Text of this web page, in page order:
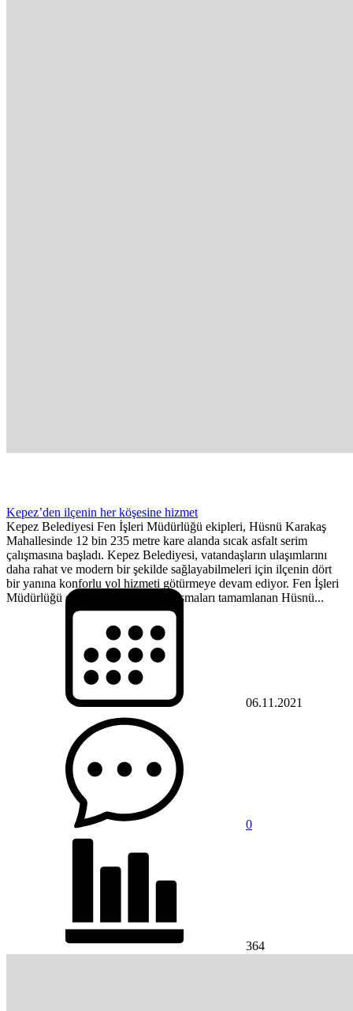
Kepez’den ilçenin her köşesine hizmet
Kepez Belediyesi Fen İşleri Müdürlüğü ekipleri, Hüsnü Karakaş
Mahallesinde 12 bin 235 metre kare alanda sıcak asfalt serim
çalışmasına başladı. Kepez Belediyesi, vatandaşların ulaşımlarını
daha rahat ve modern bir şekilde sağlayabilmeleri için ilçenin dört
bir yanına konforlu yol hizmeti götürmeye devam ediyor. Fen İşleri
Müdürlüğü ekiplerince, altyapı çalışmaları tamamlanan Hüsnü...
06.11.2021
0
364